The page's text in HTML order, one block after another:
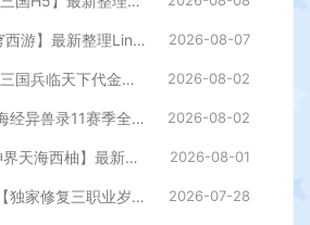
MT3换皮MH【天穹西游】最新整理Linux手工服务端+安卓苹果双端+GM后台+详细搭建教程+全套源码+视频教程 2026-08-07
三网H5策略手游【三国兵临天下代金券内购七合修复版】最新整理单机一键即玩镜像端+Linux手工服务端+管理后台+GM授权后台+简易安卓客户端+详细搭建教程+视频教程 2026-08-02
卡牌回合手游【山海经异兽录11赛季全人物代金券内购版】最新整理WIN系服务端+授权GM后台+管理后台+热更修改工具+安卓+详细搭建教程 2026-08-02
GGE2互通西游【神界天海西柚】最新整理Win系服务端+安卓苹果PC三端+内置GM工具+全套源码+详细搭建教程 2026-08-01
战神引擎传奇手游【独家修复三职业岁月无限刀-白猪3.0】最新整理Win系特色服务端+安卓苹果双端+GM授权后台+详细搭建教程 2026-07-28